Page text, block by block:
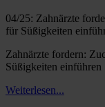
04/25: Zahnärzte
für Süßigkeiten
Zahnärzte fordern:
Süßigkeiten einführen
Weiterlesen...